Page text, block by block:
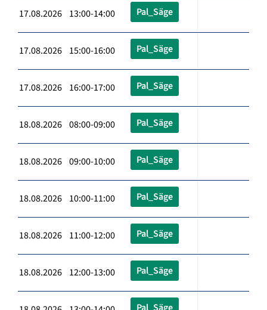
17.08.2026 13:00-14:00 Pal_Säge
17.08.2026 15:00-16:00 Pal_Säge
17.08.2026 16:00-17:00 Pal_Säge
18.08.2026 08:00-09:00 Pal_Säge
18.08.2026 09:00-10:00 Pal_Säge
18.08.2026 10:00-11:00 Pal_Säge
18.08.2026 11:00-12:00 Pal_Säge
18.08.2026 12:00-13:00 Pal_Säge